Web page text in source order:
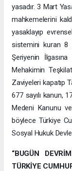
yasadır. 3 Mart
mahkemelerini
yasaklayıp
sistemini kuran 8
Şeriyenin İlgasına
Mehakimin
Zaviyeleri kapatıp
677 sayılı kanun,
Medeni Kanunu
böylece Türkiye
Sosyal Hukuk
“BUGÜN
TÜRKİYE